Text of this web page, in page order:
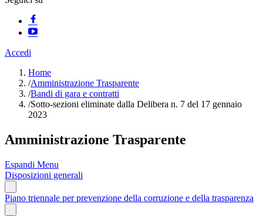
Accedi
Home
/Amministrazione Trasparente
/Bandi di gara e contratti
/Sotto-sezioni eliminate dalla Delibera n. 7 del 17 gennaio
2023
Amministrazione Trasparente
Espandi Menu
Disposizioni generali
Piano triennale per prevenzione della corruzione e della trasparenza